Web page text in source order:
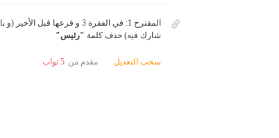
المقترح 1: في الفقرة 3 و
شارك فيه) حذف كلمة "رئيس"
سحب التعديل مقدم من 5 نواب